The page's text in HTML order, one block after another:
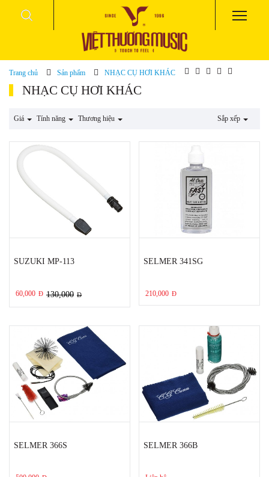
Trang chủ Sản phẩm NHẠC CỤ HƠI KHÁC
NHẠC CỤ HƠI KHÁC
Giá Tính năng Thương hiệu Sắp xếp
SUZUKI MP-113
60,000 Đ 130,000 Đ
SELMER 341SG
210,000 Đ
SELMER 366S SELMER 366B